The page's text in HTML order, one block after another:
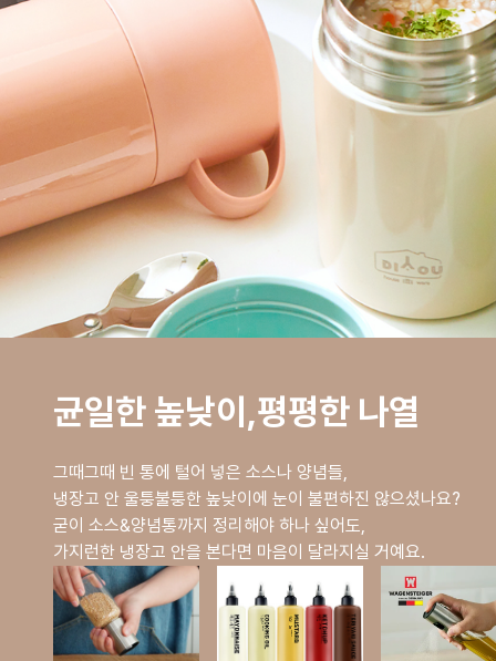
균일한 높낮이,평평한 나열
그때그때 빈 통에 털어 넣은 소스나 양념들,
냉장고 안 울퉁불퉁한 높낮이에 눈이 불편하진 않으셨나요?
굳이 소스&양념통까지 정리해야 하나 싶어도,
가지런한 냉장고 안을 본다면 마음이 달라지실 거예요.